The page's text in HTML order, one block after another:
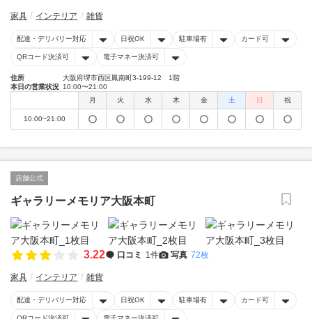
家具 インテリア 雑貨
配達・デリバリー対応 日祝OK 駐車場有 カード可
QRコード決済可 電子マネー決済可
住所
大阪府堺市西区鳳南町3-199-12 1階
本日の営業状況 10:00〜21:00
月
火 水 木 金 土 日 祝
10:00~21:00
店舗公式
ギャラリーメモリア大阪本町
3.22 口コミ 1件 写真 72枚
家具 インテリア 雑貨
配達・デリバリー対応 日祝OK 駐車場有 カード可